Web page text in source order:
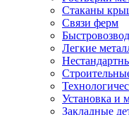
Стаканы
Связи ферм
Легкие
Установка и
Закладные